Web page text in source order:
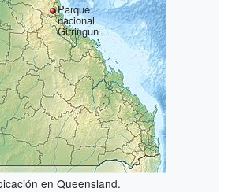
Parque
nacional
Girringun
en Queensland.